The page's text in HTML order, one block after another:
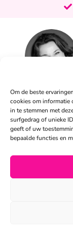
Om de beste
cookies om informatie
in te stemmen met
surfgedrag of unieke
geeft of uw
bepaalde functies en